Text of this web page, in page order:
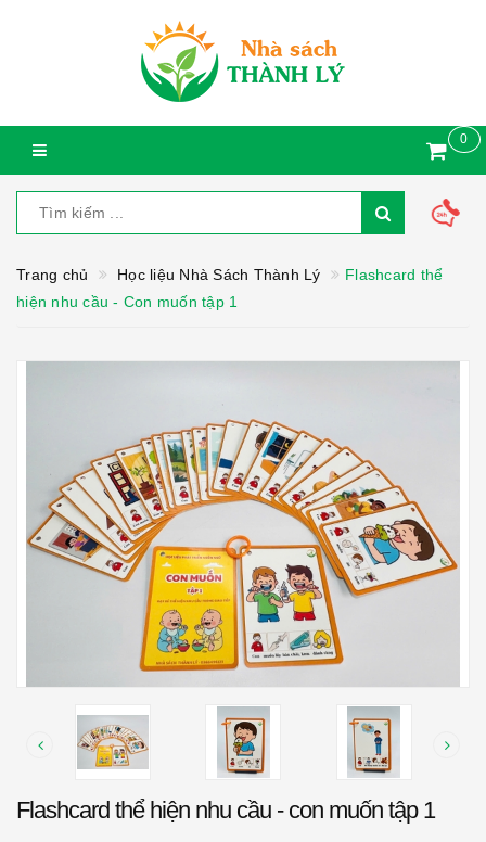
0
Trang chủ Học liệu Nhà Sách Thành Lý
Flashcard thể
hiện nhu cầu - Con muốn tập 1
Flashcard thể hiện nhu cầu - con muốn tập 1